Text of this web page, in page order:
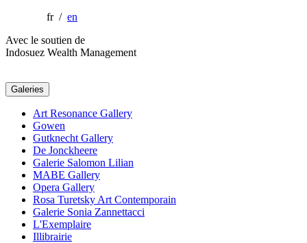
fr / en
Avec le soutien de
Indosuez Wealth Management
Galeries
Art Resonance Gallery
Gowen
Gutknecht Gallery
De Jonckheere
Galerie Salomon Lilian
MABE Gallery
Opera Gallery
Rosa Turetsky Art Contemporain
Galerie Sonia Zannettacci
L'Exemplaire
Illibrairie